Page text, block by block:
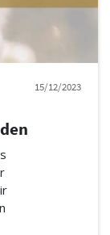
15/12/2023